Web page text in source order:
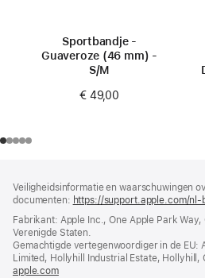
Sportbandje -
Guaveroze (46 mm) -
S/M
€ 49,00
Veiligheidsinformatie en waarschuwingen
documenten: https://support.apple.com/nl-
Fabrikant: Apple Inc., One Apple Park
Verenigde Staten.
Gemachtigde vertegenwoordiger in de EU:
Limited, Hollyhill Industrial Estate, Hollyhill,
apple.com(wordt